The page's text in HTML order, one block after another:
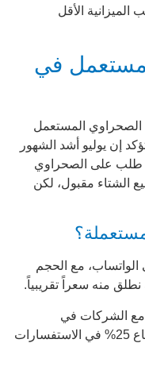
الأقل
في
المستعمل
إن يوليو أشد الشهور
طلب على الصحراوي
الشتاء مقبول، لكن
مع الحجم
نطلق منه سعراً تقريبياً.
مع الشركات في
السعودية، حتى البريد السعودي وثّق ارتفاع 25% في الاستفسارات